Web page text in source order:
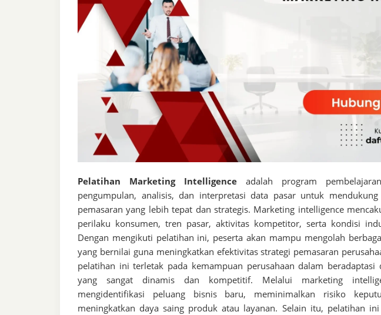
Pelatihan Marketing Intelligence adalah program
pengumpulan, analisis, dan interpretasi data pasar untuk mendukung
pemasaran yang lebih tepat dan strategis. Marketing intelligence
perilaku konsumen, tren pasar, aktivitas kompetitor, serta kondisi
Dengan mengikuti pelatihan ini, peserta akan mampu mengolah
yang bernilai guna meningkatkan efektivitas strategi pemasaran
pelatihan ini terletak pada kemampuan perusahaan dalam beradaptasi
yang sangat dinamis dan kompetitif. Melalui marketing
mengidentifikasi peluang bisnis baru, meminimalkan risiko
meningkatkan daya saing produk atau layanan. Selain itu, pelatihan